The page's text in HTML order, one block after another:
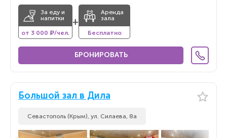
За еду и
напитки
от 3 000 ₽/чел.
+
Аренда
зала
Бесплатно
БРОНИРОВАТЬ
Большой зал в Дила
Севастополь (Крым), ул. Силаева, 8а